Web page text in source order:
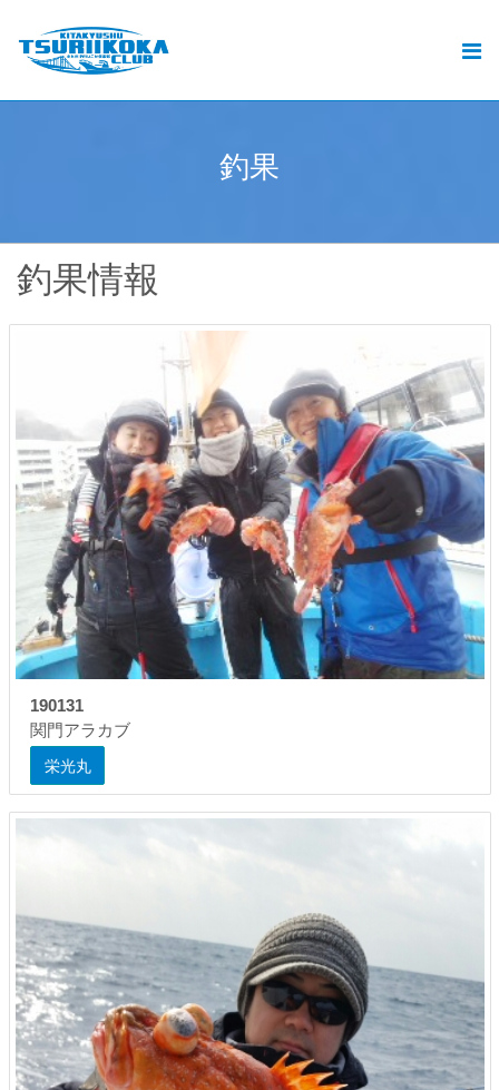
.
釣果
釣果情報
190131
関門アラカブ
栄光丸
加盟遊漁船情報
お問い合せ